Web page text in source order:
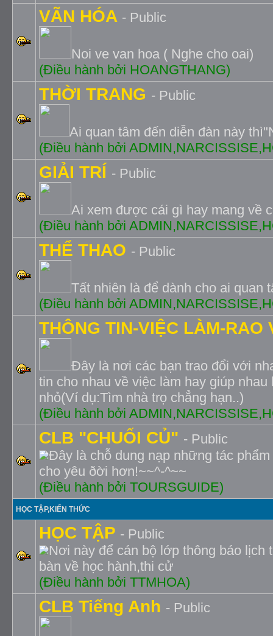
VÃN HÓA - Public
Noi ve van hoa ( Nghe cho oai)
(Ðiều hành bởi HOANGTHANG)
THỜI TRANG - Public
Ai quan tâm đến diễn đàn này
(Ðiều hành bởi
GIẢI TRÍ - Public
Ai xem được cái gì hay mang về
(Ðiều hành bởi
THỂ THAO - Public
Tất nhiên là để dành cho ai quan
(Ðiều hành bởi
THÔNG TIN-VIỆC LÀM-RAO
Đây là nơi các bạn trao đổi với
tin cho nhau về việc làm hay giúp
nhỏ(Ví dụ:Tìm nhà trọ chẳng hạn..)
(Ðiều hành bởi
CLB "CHUỐI CỦ" - Public
Ðây là chỗ dung nạp những tác
cho yêu ðời hơn!~~^-^~~
(Điều hành bởi TOURSGUIDE)
HỌC TẬP,KIẾN THỨC
HỌC TẬP - Public
Nơi này để cán bộ lớp thông báo lịch
bàn về học hành,thi cử
(Ðiều hành bởi TTMHOA)
CLB Tiếng Anh - Public